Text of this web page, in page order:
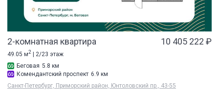
2-комнатная квартира 10 405 222 ₽
49.05 м2
| 2/23 этаж
Беговая 5.8 км
Комендантский проспект 6.9 км
Санкт-Петербург, Приморский район, Юнтоловский пр., 43-55